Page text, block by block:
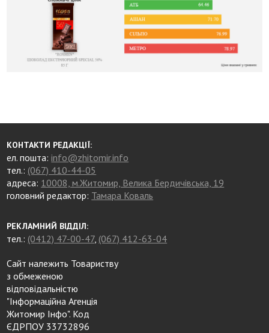
КОНТАКТИ РЕДАКЦІЇ:
ел. пошта:info@zhitomir.info
тел.: (067) 410-44-05
адреса: 10008, м.Житомир, Велика Бердичівська, 19
головний редактор: Тамара Коваль
РЕКЛАМНИЙ ВІДДІЛ:
тел.: (0412) 47-00-47, (067) 412-63-04
Сайт належить Товариству
з обмеженою
відповідальністю
"Інформаційна Агенція
Житомир Інфо". Код
ЄДРПОУ 33732896